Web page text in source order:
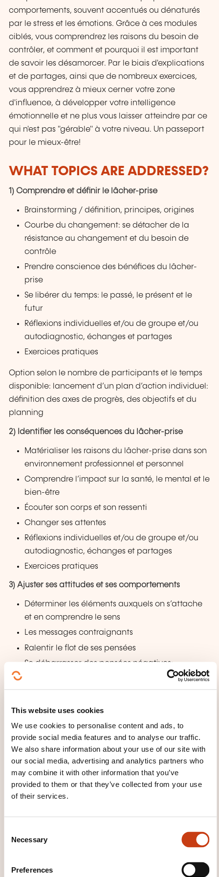
This website uses cookies
We use cookies to personalise content and ads, to
provide social media features and to analyse our traffic.
We also share information about your use of our site with
our social media, advertising and analytics partners who
may combine it with other information that you’ve
provided to them or that they’ve collected from your use
of their services.
Necessary
Preferences
comportements, souvent accentués ou dénaturés
par le stress et les émotions. Grâce à ces modules
ciblés, vous comprendrez les raisons du besoin de
contrôler, et comment et pourquoi il est important
de savoir les désamorcer. Par le biais d'explications
et de partages, ainsi que de nombreux exercices,
vous apprendrez à mieux cerner votre zone
d'influence, à développer votre intelligence
émotionnelle et ne plus vous laisser atteindre par ce
qui n'est pas "gérable" à votre niveau. Un passeport
pour le mieux-être!
WHAT TOPICS ARE ADDRESSED?
1) Comprendre et définir le lâcher-prise
Brainstorming / définition, principes, origines
Courbe du changement: se détacher de la
résistance au changement et du besoin de
contrôle
Prendre conscience des bénéfices du lâcher-
prise
Se libérer du temps: le passé, le présent et le
futur
Réflexions individuelles et/ou de groupe et/ou
autodiagnostic, échanges et partages
Exercices pratiques
Option selon le nombre de participants et le temps
disponible: lancement d’un plan d’action individuel:
définition des axes de progrès, des objectifs et du
planning
2) Identifier les conséquences du lâcher-prise
Matérialiser les raisons du lâcher-prise dans son
environnement professionnel et personnel
Comprendre l’impact sur la santé, le mental et le
bien-être
Écouter son corps et son ressenti
Changer ses attentes
Réflexions individuelles et/ou de groupe et/ou
autodiagnostic, échanges et partages
Exercices pratiques
3) Ajuster ses attitudes et ses comportements
Déterminer les éléments auxquels on s’attache
et en comprendre le sens
Les messages contraignants
Ralentir le flot de ses pensées
Se débarrasser des pensées négatives;
substitution par des réflexions plus rationnelles
Réflexions individuelles et/ou de groupe et/ou
autodiagnostic, échanges et partages
Exercices pratiques
4) Se recentrer sur l'essentiel et garder le cap
Pratiquer des techniques de lâcher-prise
Lever les résistances par l'humour et la créativité